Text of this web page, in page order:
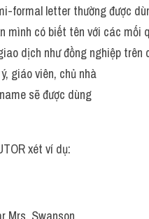
formal letter thường được
mình có biết tên với các mối
dịch như đồng nghiệp trên
giáo viên, chủ nhà
sẽ được dùng
xét ví dụ: